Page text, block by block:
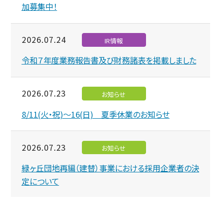
加募集中！
2026.07.24 IR情報
令和７年度業務報告書及び財務諸表を掲載しました
2026.07.23 お知らせ
8/11(火・祝)～16(日) 夏季休業のお知らせ
2026.07.23 お知らせ
緑ヶ丘団地再編（建替）事業における採用企業者の決
定について